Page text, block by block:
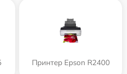
Принтер Epson R2400